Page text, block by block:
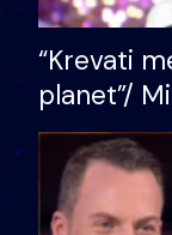
“Krevati
planet”/
bukura në
mungojë